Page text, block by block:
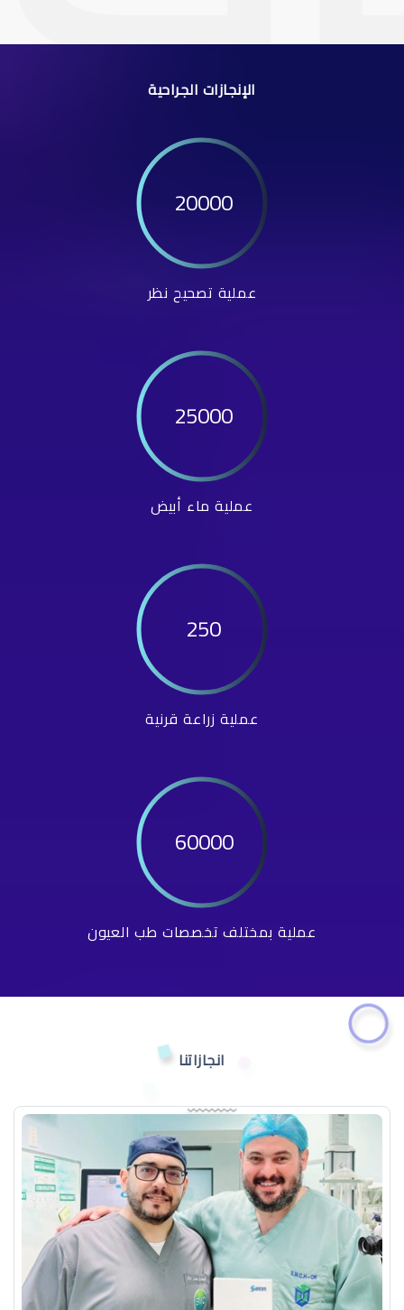
الإنجازات الجراحية
20000
عملية تصحيح نظر
25000
عملية ماء أبيض
250
عملية زراعة قرنية
60000
عملية بمختلف تخصصات طب العيون
انجازاتنا